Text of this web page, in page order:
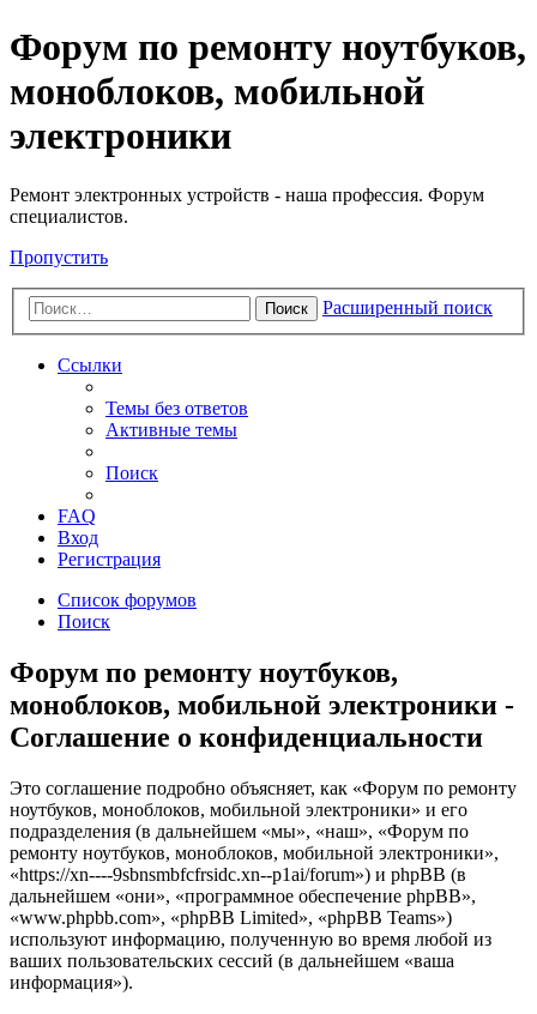
Регистрация
Форум по ремонту ноутбуков,
моноблоков, мобильной
электроники
Ремонт электронных устройств - наша профессия. Форум
специалистов.
Пропустить
Поиск Расширенный поиск
Ссылки
Темы без ответов
Активные темы
Поиск
FAQ
Вход
Регистрация
Список форумов
Поиск
Форум по ремонту ноутбуков,
моноблоков, мобильной электроники -
Соглашение о конфиденциальности
Это соглашение подробно объясняет, как «Форум по ремонту
ноутбуков, моноблоков, мобильной электроники» и его
подразделения (в дальнейшем «мы», «наш», «Форум по
ремонту ноутбуков, моноблоков, мобильной электроники»,
«https://xn----9sbnsmbfcfrsidc.xn--p1ai/forum») и phpBB (в
дальнейшем «они», «программное обеспечение phpBB»,
«www.phpbb.com», «phpBB Limited», «phpBB Teams»)
используют информацию, полученную во время любой из
ваших пользовательских сессий (в дальнейшем «ваша
информация»).